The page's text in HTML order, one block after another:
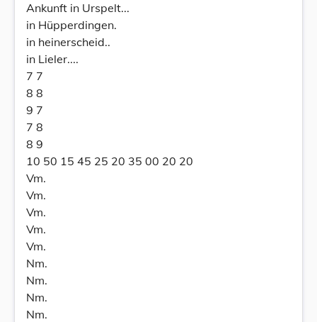
Ankunft in Urspelt...
in Hüpperdingen.
in heinerscheid..
in Lieler....
7 7
8 8
9 7
7 8
8 9
10 50 15 45 25 20 35 00 20 20
Vm.
Vm.
Vm.
Vm.
Vm.
Nm.
Nm.
Nm.
Nm.